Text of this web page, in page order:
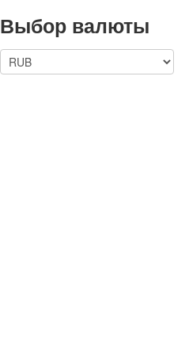
Выбор валюты